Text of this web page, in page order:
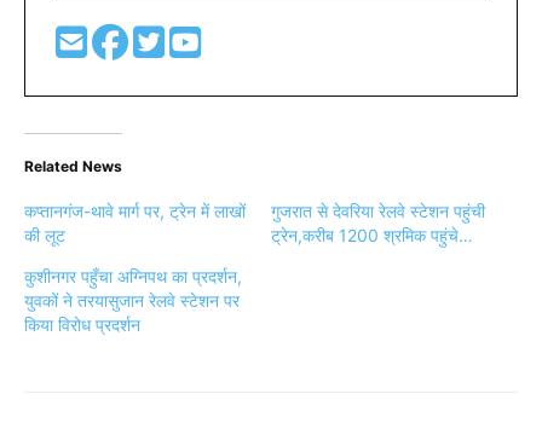
Related News
कप्तानगंज-थावे मार्ग पर, ट्रेन में लाखों
की लूट
गुजरात से देवरिया रेलवे स्टेशन पहुंची
ट्रेन,करीब 1200 श्रमिक पहुंचे…
कुशीनगर पहुँचा अग्निपथ का प्रदर्शन,
युवकों ने तरयासुजान रेलवे स्टेशन पर
किया विरोध प्रदर्शन